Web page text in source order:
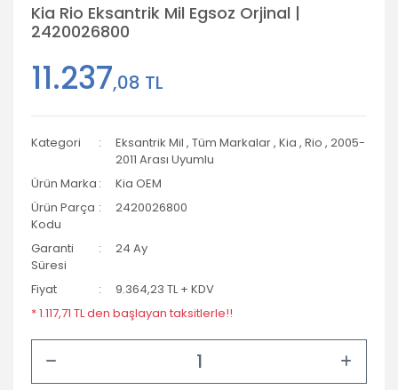
Kia Rio Eksantrik Mil Egsoz Orjinal |
2420026800
11.237,08 TL
Kategori Eksantrik Mil , Tüm Markalar, Kia , Rio , 2005-
2011 Arası Uyumlu
Ürün Marka
Kia OEM
Ürün Parça
Kodu
2420026800
Garanti
Süresi
24 Ay
Fiyat
9.364,23 TL + KDV
* 1.117,71 TL den başlayan taksitlerle!!